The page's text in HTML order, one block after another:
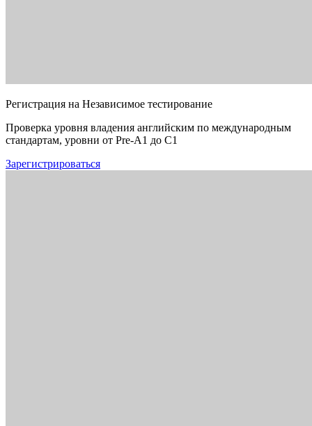
Регистрация на Независимое тестирование
Проверка уровня владения английским по международным
стандартам, уровни от Pre-A1 до C1
Зарегистрироваться